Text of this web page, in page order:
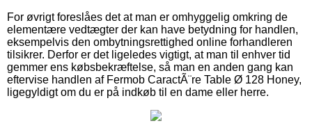
For øvrigt foreslåes det at man er omhyggelig omkring de
elementære vedtægter der kan have betydning for handlen,
eksempelvis den ombytningsrettighed online forhandleren
tilsikrer. Derfor er det ligeledes vigtigt, at man til enhver tid
gemmer ens købsbekræftelse, så man en anden gang kan
eftervise handlen af Fermob CaractÃ¨re Table Ø 128 Honey,
ligegyldigt om du er på indkøb til en dame eller herre.